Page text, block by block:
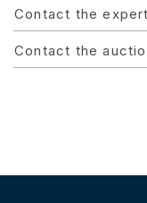
Contact the expert
Contact the